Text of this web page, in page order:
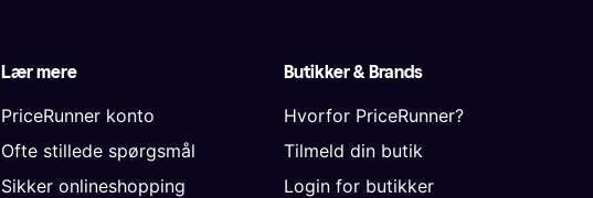
Lær mere
PriceRunner konto
Ofte stillede spørgsmål
Sikker onlineshopping
Butikker & Brands
Hvorfor PriceRunner?
Tilmeld din butik
Login for butikker